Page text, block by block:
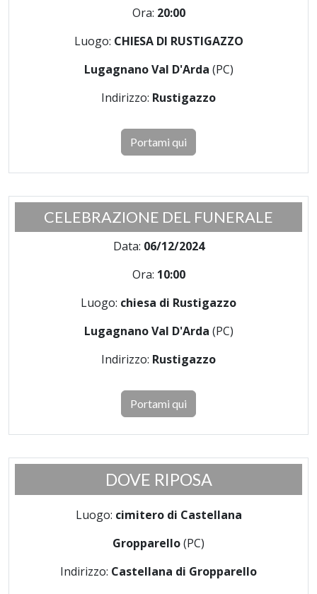
Ora: 20:00
Luogo: CHIESA DI RUSTIGAZZO
Lugagnano Val D'Arda (PC)
Indirizzo: Rustigazzo
Portami qui
CELEBRAZIONE DEL FUNERALE
Data: 06/12/2024
Ora: 10:00
Luogo: chiesa di Rustigazzo
Lugagnano Val D'Arda (PC)
Indirizzo: Rustigazzo
Portami qui
DOVE RIPOSA
Luogo: cimitero di Castellana
Gropparello(PC)
Indirizzo: Castellana di Gropparello